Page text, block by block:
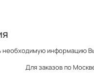
необходимую информацию
Для заказов по